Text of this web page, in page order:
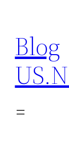
content
Blog